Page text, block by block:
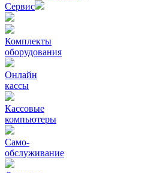
Сервис
Комплекты
оборудования
Онлайн
кассы
Кассовые
компьютеры
Само-
обслуживание